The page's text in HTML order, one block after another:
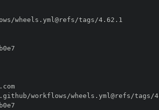
//token.actions.githubusercontent.com